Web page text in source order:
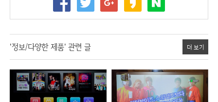
'정보/다양한 제품' 관련 글 더 보기